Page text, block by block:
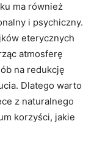
ma​ również
i psychiczny.
eterycznych
atmosferę
na redukcję
Dlatego ‌warto
z ⁣naturalnego
korzyści,‌ jakie